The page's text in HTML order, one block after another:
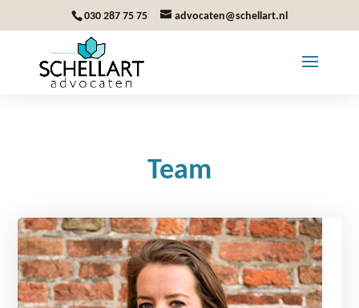
030 287 75 75 advocaten@schellart.nl
Team